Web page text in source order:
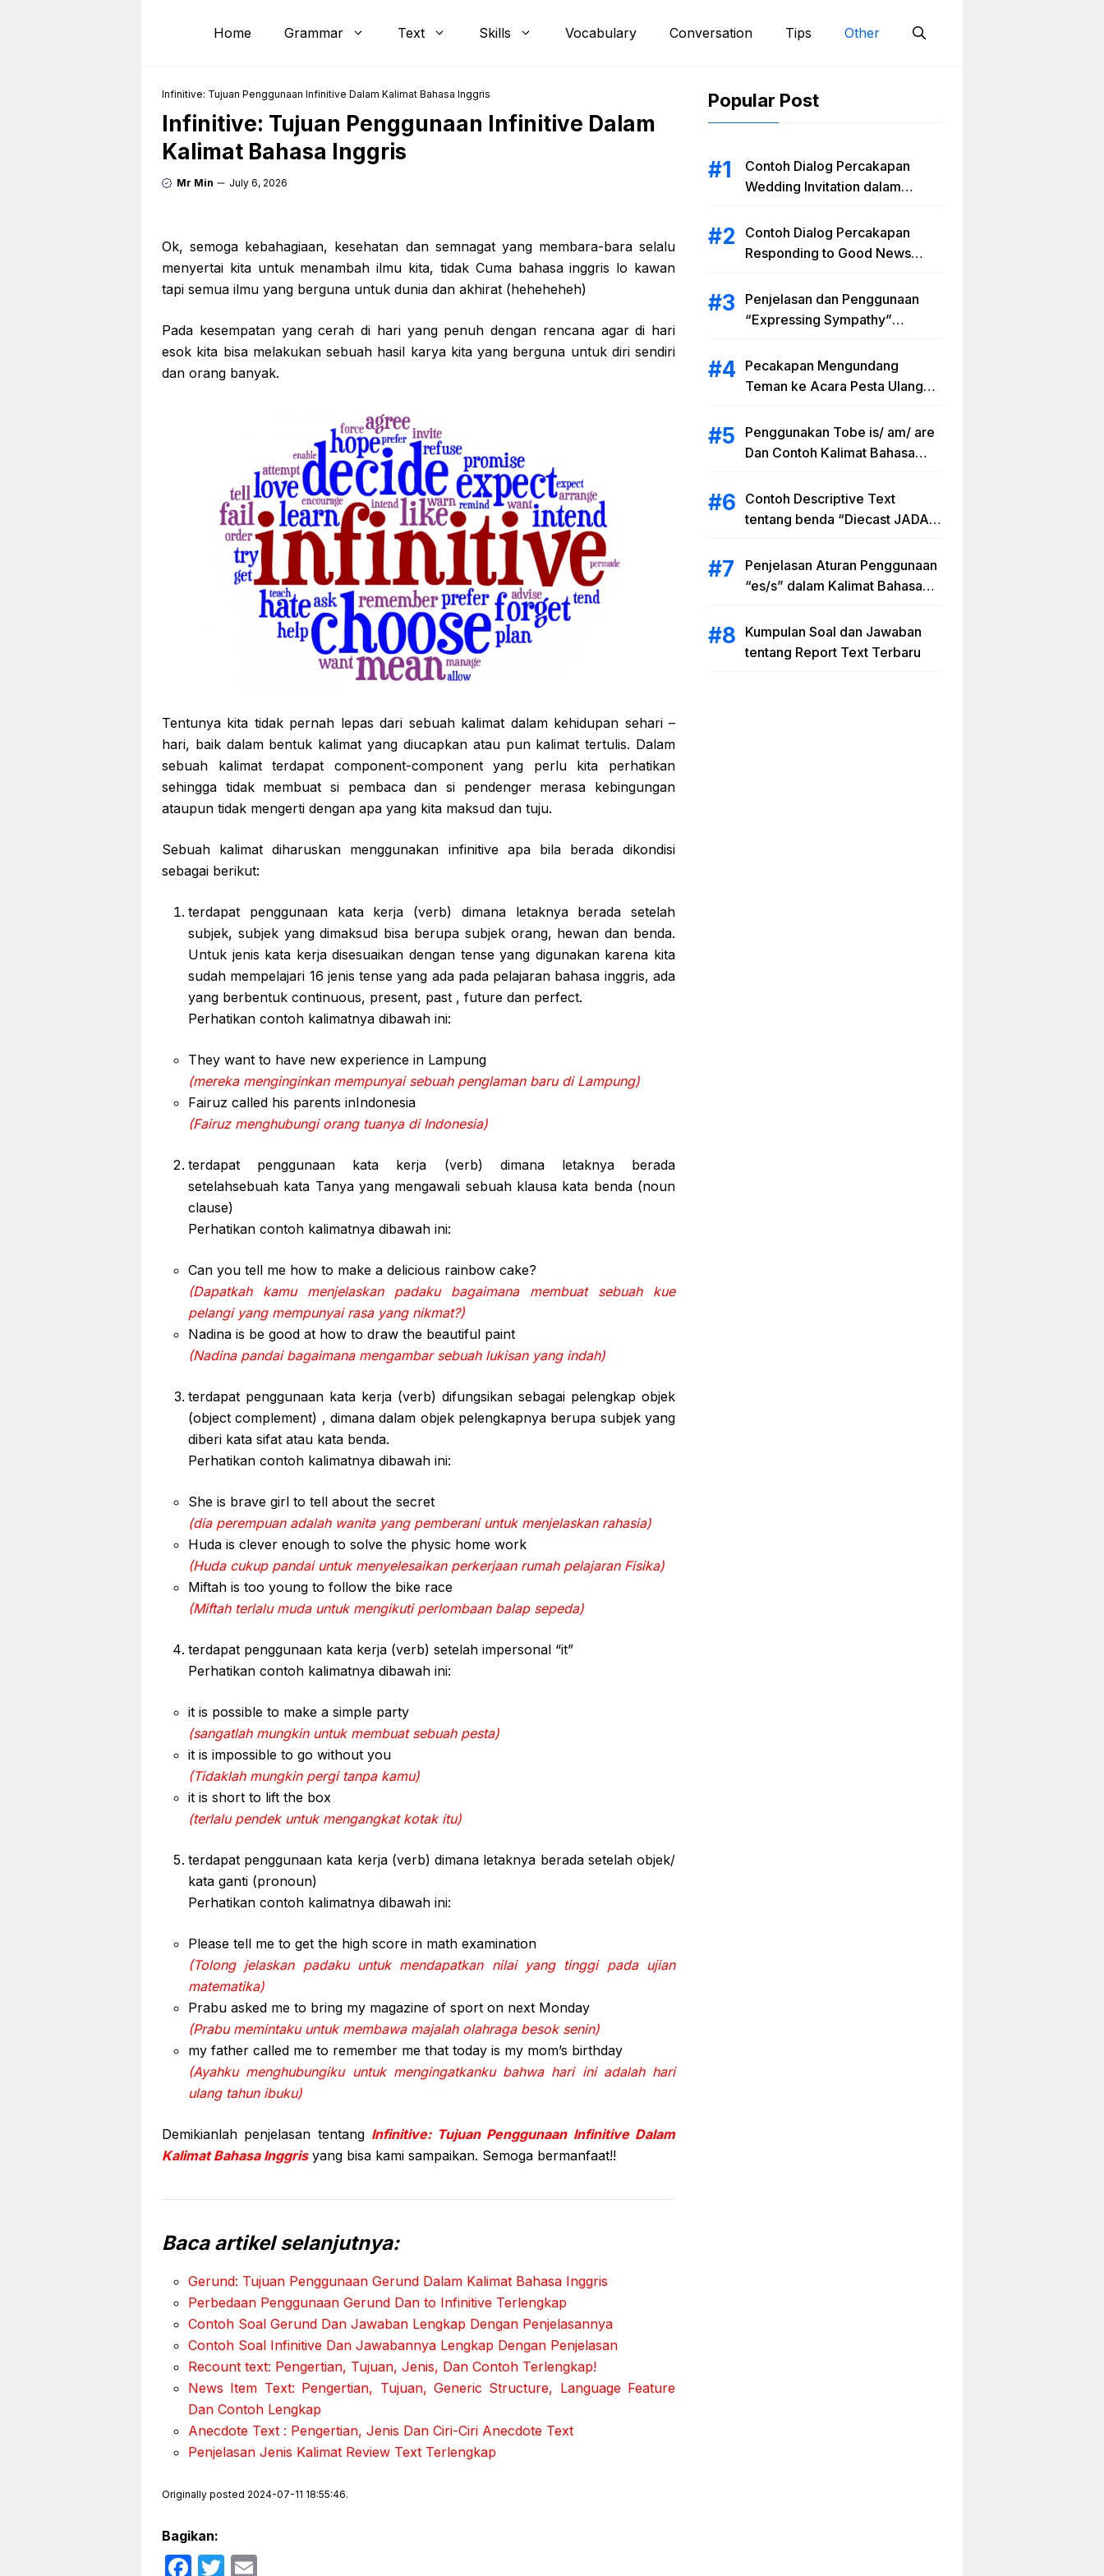
Home Grammar Text Skills Vocabulary Conversation Tips Other
Infinitive: Tujuan Penggunaan Infinitive Dalam Kalimat Bahasa Inggris
Infinitive: Tujuan Penggunaan Infinitive Dalam
Kalimat Bahasa Inggris
Mr Min July 6, 2026
Ok, semoga kebahagiaan, kesehatan dan semnagat yang membara-bara selalu
menyertai kita untuk menambah ilmu kita, tidak Cuma bahasa inggris lo kawan
tapi semua ilmu yang berguna untuk dunia dan akhirat (heheheheh)
Pada kesempatan yang cerah di hari yang penuh dengan rencana agar di hari
esok kita bisa melakukan sebuah hasil karya kita yang berguna untuk diri sendiri
dan orang banyak.
Tentunya kita tidak pernah lepas dari sebuah kalimat dalam kehidupan sehari –
hari, baik dalam bentuk kalimat yang diucapkan atau pun kalimat tertulis. Dalam
sebuah kalimat terdapat component-component yang perlu kita perhatikan
sehingga tidak membuat si pembaca dan si pendenger merasa kebingungan
ataupun tidak mengerti dengan apa yang kita maksud dan tuju.
Sebuah kalimat diharuskan menggunakan infinitive apa bila berada dikondisi
sebagai berikut:
terdapat penggunaan kata kerja (verb) dimana letaknya berada setelah
subjek, subjek yang dimaksud bisa berupa subjek orang, hewan dan benda.
Untuk jenis kata kerja disesuaikan dengan tense yang digunakan karena kita
sudah mempelajari 16 jenis tense yang ada pada pelajaran bahasa inggris, ada
yang berbentuk continuous, present, past , future dan perfect.
Perhatikan contoh kalimatnya dibawah ini:
They want to have new experience in Lampung
(mereka menginginkan mempunyai sebuah penglaman baru di Lampung)
Fairuz called his parents inIndonesia
(Fairuz menghubungi orang tuanya di Indonesia)
terdapat penggunaan kata kerja (verb) dimana letaknya berada
setelahsebuah kata Tanya yang mengawali sebuah klausa kata benda (noun
clause)
Perhatikan contoh kalimatnya dibawah ini:
Can you tell me how to make a delicious rainbow cake?
(Dapatkah kamu menjelaskan padaku bagaimana membuat sebuah kue
pelangi yang mempunyai rasa yang nikmat?)
Nadina is be good at how to draw the beautiful paint
(Nadina pandai bagaimana mengambar sebuah lukisan yang indah)
terdapat penggunaan kata kerja (verb) difungsikan sebagai pelengkap objek
(object complement) , dimana dalam objek pelengkapnya berupa subjek yang
diberi kata sifat atau kata benda.
Perhatikan contoh kalimatnya dibawah ini:
She is brave girl to tell about the secret
(dia perempuan adalah wanita yang pemberani untuk menjelaskan rahasia)
Huda is clever enough to solve the physic home work
(Huda cukup pandai untuk menyelesaikan perkerjaan rumah pelajaran Fisika)
Miftah is too young to follow the bike race
(Miftah terlalu muda untuk mengikuti perlombaan balap sepeda)
terdapat penggunaan kata kerja (verb) setelah impersonal “it”
Perhatikan contoh kalimatnya dibawah ini:
it is possible to make a simple party
(sangatlah mungkin untuk membuat sebuah pesta)
it is impossible to go without you
(Tidaklah mungkin pergi tanpa kamu)
it is short to lift the box
(terlalu pendek untuk mengangkat kotak itu)
terdapat penggunaan kata kerja (verb) dimana letaknya berada setelah objek/
kata ganti (pronoun)
Perhatikan contoh kalimatnya dibawah ini:
Please tell me to get the high score in math examination
(Tolong jelaskan padaku untuk mendapatkan nilai yang tinggi pada ujian
matematika)
Prabu asked me to bring my magazine of sport on next Monday
(Prabu memintaku untuk membawa majalah olahraga besok senin)
my father called me to remember me that today is my mom’s birthday
(Ayahku menghubungiku untuk mengingatkanku bahwa hari ini adalah hari
ulang tahun ibuku)
Demikianlah penjelasan tentang Infinitive: Tujuan Penggunaan Infinitive Dalam
Kalimat Bahasa Inggrisyang bisa kami sampaikan. Semoga bermanfaat!!
Baca artikel selanjutnya:
Gerund: Tujuan Penggunaan Gerund Dalam Kalimat Bahasa Inggris
Perbedaan Penggunaan Gerund Dan to Infinitive Terlengkap
Contoh Soal Gerund Dan Jawaban Lengkap Dengan Penjelasannya
Contoh Soal Infinitive Dan Jawabannya Lengkap Dengan Penjelasan
Recount text: Pengertian, Tujuan, Jenis, Dan Contoh Terlengkap!
News Item Text: Pengertian, Tujuan, Generic Structure, Language Feature
Dan Contoh Lengkap
Anecdote Text : Pengertian, Jenis Dan Ciri-Ciri Anecdote Text
Penjelasan Jenis Kalimat Review Text Terlengkap
Originally posted 2024-07-11 18:55:46.
Bagikan:
F
T
Popular Post
Contoh Dialog Percakapan
Wedding Invitation dalam
Terlengkap
Contoh Dialog Percakapan
Responding to Good News
Latihan Soal Terlengkap
Penjelasan dan Penggunaan
“Expressing Sympathy”
dan Artinya
Pecakapan Mengundang
Teman ke Acara Pesta Ulang
Dalam Bahasa Inggris
Penggunakan Tobe is/ am/ are
Dan Contoh Kalimat Bahasa
Present Tense
Contoh Descriptive Text
tentang benda “Diecast JADA –
Penjelasan Aturan Penggunaan
“es/s” dalam Kalimat Bahasa
Kumpulan Soal dan Jawaban
tentang Report Text Terbaru